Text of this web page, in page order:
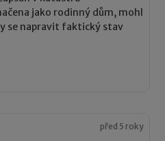
jako rodinný dům, mohl
se napravit faktický stav
před 5 roky